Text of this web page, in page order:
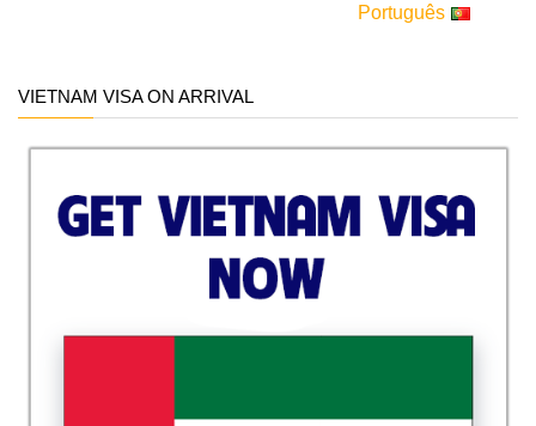
Português
VIETNAM VISA ON ARRIVAL